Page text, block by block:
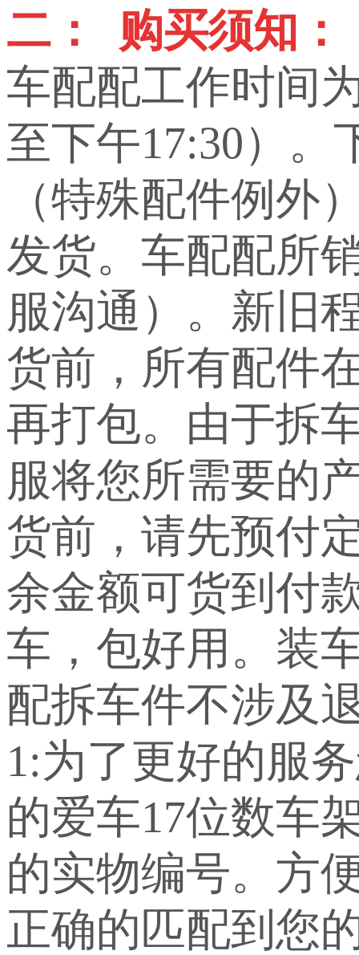
二： 购买须知：
车配配工作时间
至下午17:30）。
（特殊配件例外
发货。车配配所
服沟通）。新旧
货前，所有配件
再打包。由于拆
服将您所需要的
货前，请先预付
余金额可货到付
车，包好用。装
配拆车件不涉及
1:为了更好的服
的爱车17位数车
的实物编号。方
正确的匹配到您